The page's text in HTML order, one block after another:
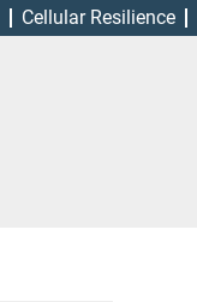
Cellular Resilience